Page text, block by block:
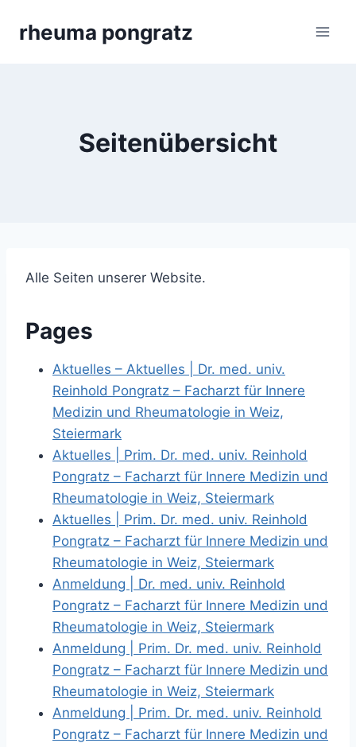
rheuma pongratz
Seitenübersicht
Alle Seiten unserer Website.
Pages
Aktuelles – Aktuelles | Dr. med. univ.
Reinhold Pongratz – Facharzt für Innere
Medizin und Rheumatologie in Weiz,
Steiermark
Aktuelles | Prim. Dr. med. univ. Reinhold
Pongratz – Facharzt für Innere Medizin und
Rheumatologie in Weiz, Steiermark
Aktuelles | Prim. Dr. med. univ. Reinhold
Pongratz – Facharzt für Innere Medizin und
Rheumatologie in Weiz, Steiermark
Anmeldung | Dr. med. univ. Reinhold
Pongratz – Facharzt für Innere Medizin und
Rheumatologie in Weiz, Steiermark
Anmeldung | Prim. Dr. med. univ. Reinhold
Pongratz – Facharzt für Innere Medizin und
Rheumatologie in Weiz, Steiermark
Anmeldung | Prim. Dr. med. univ. Reinhold
Pongratz – Facharzt für Innere Medizin und